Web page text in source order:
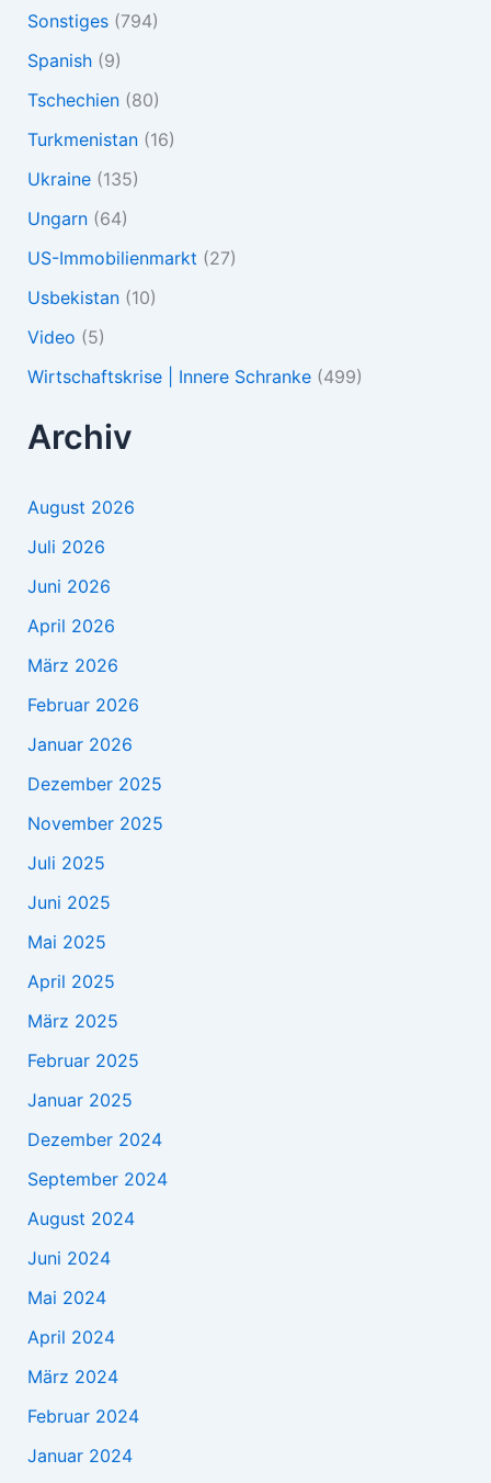
Sonstiges(794)
Spanish(9)
Tschechien(80)
Turkmenistan(16)
Ukraine(135)
Ungarn(64)
US-Immobilienmarkt (27)
Usbekistan(10)
Video (5)
Wirtschaftskrise | Innere Schranke(499)
Archiv
August 2026
Juli 2026
Juni 2026
April 2026
März 2026
Februar 2026
Januar 2026
Dezember 2025
November 2025
Juli 2025
Juni 2025
Mai 2025
April 2025
März 2025
Februar 2025
Januar 2025
Dezember 2024
September 2024
August 2024
Juni 2024
Mai 2024
April 2024
März 2024
Februar 2024
Januar 2024